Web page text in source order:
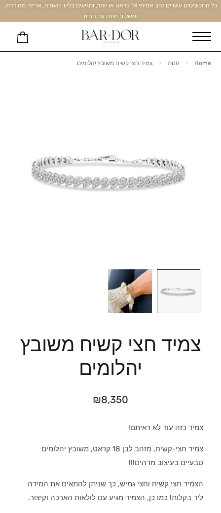
כל התכשיטים עשויים זהב אמיתי 14 קראט או יותר, ומגיעים בליווי תעודה, אריזה מהודרת,
ומשלוח חינם עד הבית
Home חנות צמיד חצי קשיח משובץ יהלומים
צמיד חצי קשיח משובץ
יהלומים
₪8,350
צמיד כזה עוד לא ראיתם!
צמיד חצי-קשיח, מזהב לבן 18 קראט, משובץ יהלומים
טבעיים בעיצוב מדהים!!!
הצמיד חצי קשיח וחצי גמיש, כך שניתן להתאים את המידה
ליד בקלות! כמו כן, הצמיד מגיע עם לולאות הארכה וקיצור.